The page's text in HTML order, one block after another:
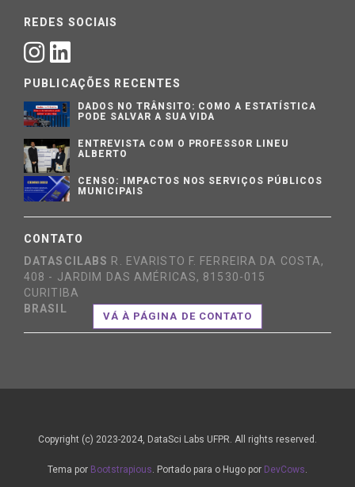
REDES SOCIAIS
PUBLICAÇÕES RECENTES
DADOS NO TRÂNSITO: COMO A ESTATÍSTICA
PODE SALVAR A SUA VIDA
ENTREVISTA COM O PROFESSOR LINEU
ALBERTO
CENSO: IMPACTOS NOS SERVIÇOS PÚBLICOS
MUNICIPAIS
CONTATO
DATASCILABS R. EVARISTO F. FERREIRA DA COSTA,
408 - JARDIM DAS AMÉRICAS, 81530-015
CURITIBA
BRASIL
VÁ À PÁGINA DE CONTATO
Copyright (c) 2023-2024, DataSci Labs UFPR. All rights reserved.
Tema por Bootstrapious . Portado para o Hugo por DevCows